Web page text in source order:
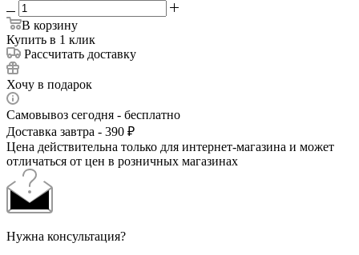
В корзину
Купить в 1 клик
Рассчитать доставку
Хочу в подарок
Самовывоз сегодня - бесплатно
Доставка завтра - 390 ₽
Цена действительна только для интернет-магазина и может
отличаться от цен в розничных магазинах
Нужна консультация?